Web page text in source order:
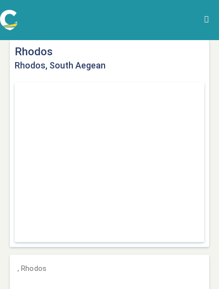
Rhodos
Rhodos, South Aegean
, Rhodos